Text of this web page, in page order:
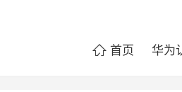
 首页 华为